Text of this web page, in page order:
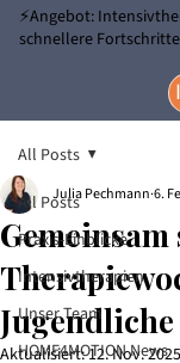
⚡Angebot:
schnellere Fortschritte
All Posts
Praxis-Einblicke
Intensivtherapien
Unser Team
HOME4MOTION News
All Posts
Jugendliche
Julia Pechmann 6.
Aktualisiert:12. Nov. 2025